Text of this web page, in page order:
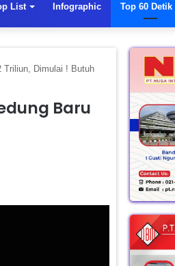
List Infographic Top 60 Detik
Triliun, Dimulai ! Butuh
Baru